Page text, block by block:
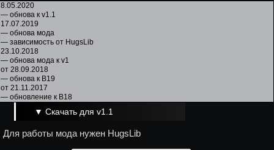
8.05.2020
— обнова к v1.1
17.07.2019
— обнова мода
— зависимость от HugsLib
23.10.2018
— обнова мода к v1
от 28.09.2018
— обнова к В19
от 21.11.2017
— обновление к B18
▼ Скачать для v1.1
Для работы мода нужен HugsLib